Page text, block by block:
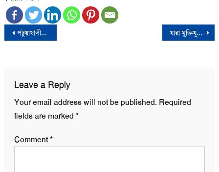
Post
পটুয়াখালীতে এক হাজার পিচ ইয়াবাসহ ১ মাদক ব্যবসায়ী আটক যারা মুক্তিযুদ্ধে সমর্থন দেয়নি তাদের কাছে মাথা নত করব না-প্রধানমন্ত্রী
Leave a Reply
Your email address will not be published. Required
fields are marked *
Comment*